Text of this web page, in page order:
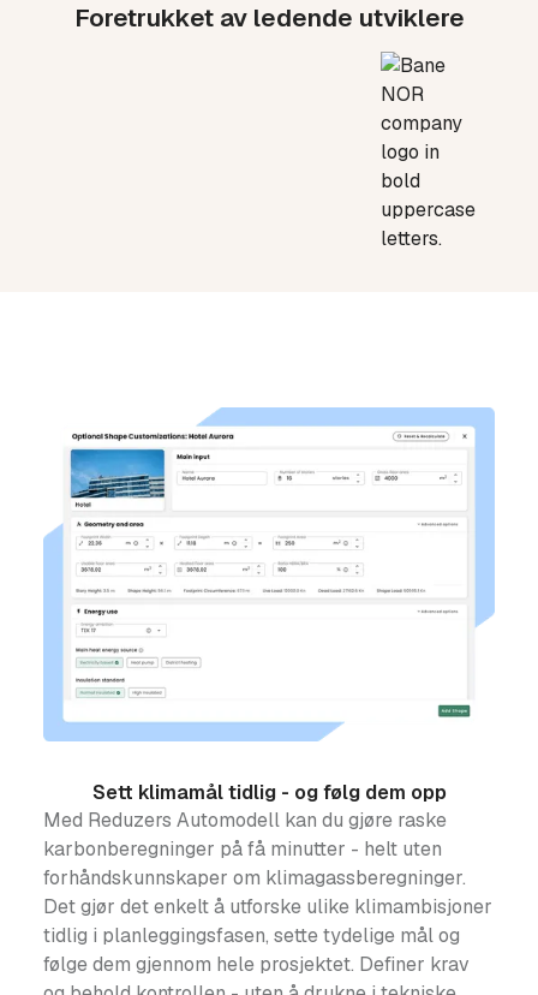
Foretrukket av ledende utviklere
Sett klimamål tidlig - og følg dem opp
Med Reduzers Automodell kan du gjøre raske
karbonberegninger på få minutter - helt uten
forhåndskunnskaper om klimagassberegninger.
Det gjør det enkelt å utforske ulike klimambisjoner
tidlig i planleggingsfasen, sette tydelige mål og
følge dem gjennom hele prosjektet. Definer krav